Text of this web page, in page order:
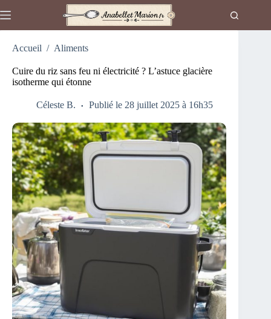
au
Accueil / Aliments
Cuire du riz sans feu ni électricité ? L’astuce glacière
isotherme qui étonne
Céleste B. Publié le 28 juillet 2025 à 16h35